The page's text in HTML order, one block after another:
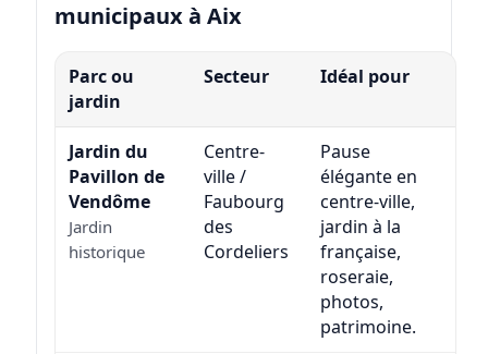
municipaux à Aix
Parc ou
jardin
Secteur Idéal pour
Jardin du
Pavillon de
Vendôme
Jardin
historique
Centre-
ville /
Faubourg
des
Cordeliers
Pause
élégante en
centre-ville,
jardin à la
française,
roseraie,
photos,
patrimoine.